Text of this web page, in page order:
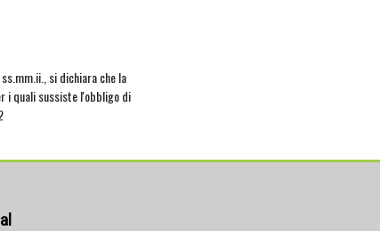
si dichiara che la
i quali sussiste l'obbligo di